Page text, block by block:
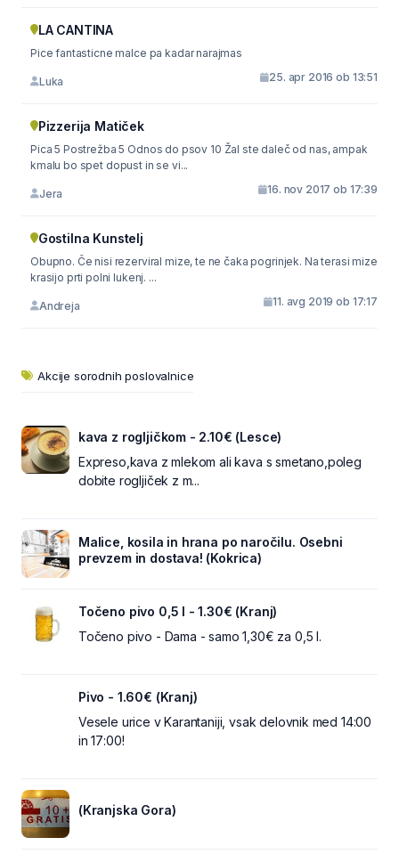
LA CANTINA
Pice fantasticne malce pa kadar narajmas
Luka 25. apr 2016 ob 13:51
Pizzerija Matiček
Pica 5 Postrežba 5 Odnos do psov 10 Žal ste daleč od nas, ampak
kmalu bo spet dopust in se vi...
Jera 16. nov 2017 ob 17:39
Gostilna Kunstelj
Obupno. Če nisi rezerviral mize, te ne čaka pogrinjek. Na terasi mize
krasijo prti polni lukenj. ...
Andreja 11. avg 2019 ob 17:17
Akcije sorodnih poslovalnice
kava z rogljičkom - 2.10€ (Lesce)
Expreso,kava z mlekom ali kava s smetano,poleg
dobite rogljiček z m...
Malice, kosila in hrana po naročilu. Osebni
prevzem in dostava! (Kokrica)
Točeno pivo 0,5 l - 1.30€ (Kranj)
Točeno pivo - Dama - samo 1,30€ za 0,5 l.
Pivo - 1.60€ (Kranj)
Vesele urice v Karantaniji, vsak delovnik med 14:00
in 17:00!
(Kranjska Gora)